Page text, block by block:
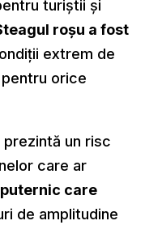
turiștii și
roșu a fost
extrem de
orice
un risc
care ar
care
de amplitudine